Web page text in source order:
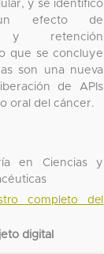
y se identificó
efecto de
y retención
que se concluye
son una nueva
de APIs
oral del cáncer.
en Ciencias y
completo del
digital